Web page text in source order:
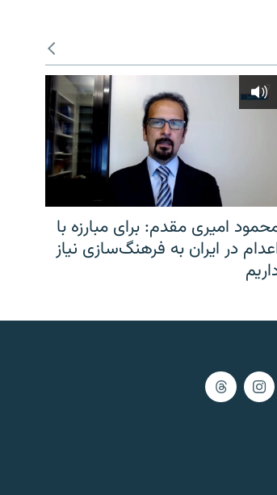
امیری مقدم: برای مبارزه با
در ایران به فرهنگ‌سازی نیاز